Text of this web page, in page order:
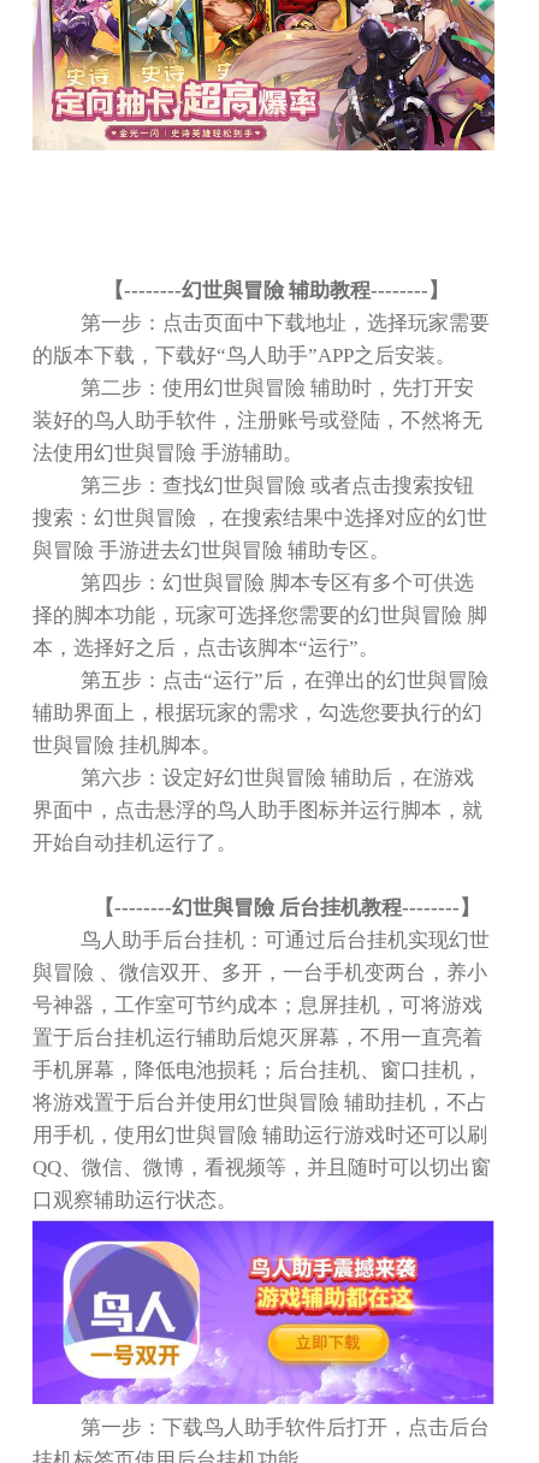
【--------幻世與冒險 辅助教程--------】
第一步：点击页面中下载地址，选择玩家需要
的版本下载，下载好“鸟人助手”APP之后安装。
第二步：使用幻世與冒險 辅助时，先打开安
装好的鸟人助手软件，注册账号或登陆，不然将无
法使用幻世與冒險 手游辅助。
第三步：查找幻世與冒險 或者点击搜索按钮
搜索：幻世與冒險 ，在搜索结果中选择对应的幻世
與冒險 手游进去幻世與冒險 辅助专区。
第四步：幻世與冒險 脚本专区有多个可供选
择的脚本功能，玩家可选择您需要的幻世與冒險 脚
本，选择好之后，点击该脚本“运行”。
第五步：点击“运行”后，在弹出的幻世與冒險
辅助界面上，根据玩家的需求，勾选您要执行的幻
世與冒險 挂机脚本。
第六步：设定好幻世與冒險 辅助后，在游戏
界面中，点击悬浮的鸟人助手图标并运行脚本，就
开始自动挂机运行了。
【--------幻世與冒險 后台挂机教程--------】
鸟人助手后台挂机：可通过后台挂机实现幻世
與冒險 、微信双开、多开，一台手机变两台，养小
号神器，工作室可节约成本；息屏挂机，可将游戏
置于后台挂机运行辅助后熄灭屏幕，不用一直亮着
手机屏幕，降低电池损耗；后台挂机、窗口挂机，
将游戏置于后台并使用幻世與冒險 辅助挂机，不占
用手机，使用幻世與冒險 辅助运行游戏时还可以刷
QQ 、微信、微博，看视频等，并且随时可以切出窗
口观察辅助运行状态。
第一步：下载鸟人助手软件后打开，点击后台